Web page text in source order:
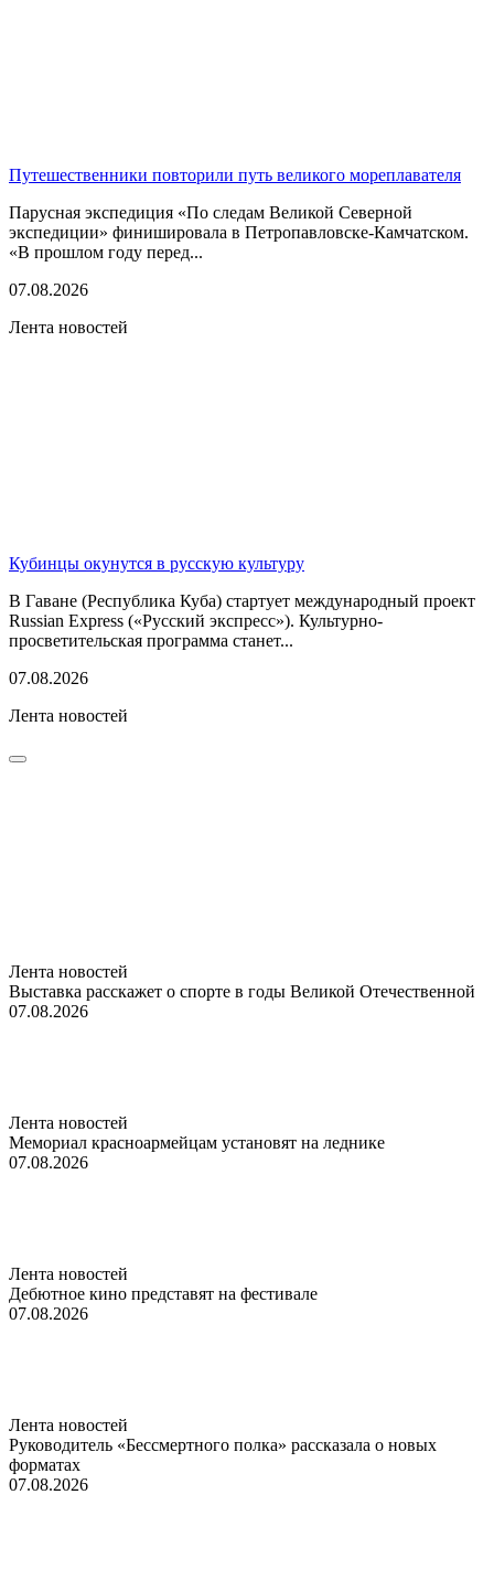
Путешественники повторили путь великого мореплавателя
Парусная экспедиция «По следам Великой Северной
экспедиции» финишировала в Петропавловске-Камчатском.
«В прошлом году перед...
07.08.2026
Лента новостей
Кубинцы окунутся в русскую культуру
В Гаване (Республика Куба) стартует международный проект
Russian Express («Русский экспресс»). Культурно-
просветительская программа станет...
07.08.2026
Лента новостей
Лента новостей
Выставка расскажет о спорте в годы Великой Отечественной
07.08.2026
Лента новостей
Мемориал красноармейцам установят на леднике
07.08.2026
Лента новостей
Дебютное кино представят на фестивале
07.08.2026
Лента новостей
Руководитель «Бессмертного полка» рассказала о новых
форматах
07.08.2026